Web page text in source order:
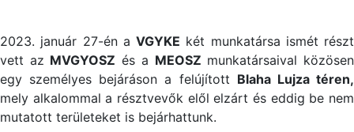
2023. január 27-én a VGYKE két munkatársa ismét részt
vett az MVGYOSZ és a MEOSZ munkatársaival közösen
egy személyes bejáráson a felújított Blaha Lujza téren,
mely alkalommal a résztvevők elől elzárt és eddig be nem
mutatott területeket is bejárhattunk.